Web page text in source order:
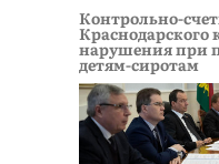
Контрольно-
Краснодарского
нарушения при
детям-сиротам